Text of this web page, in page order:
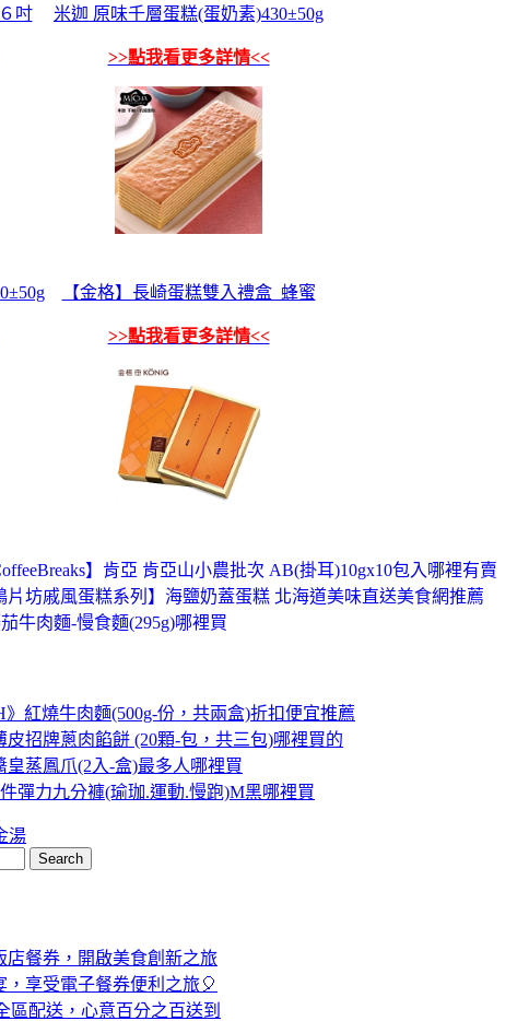
吋 米迦 原味千層蛋糕(蛋奶素)430±50g
>>點我看更多詳情<<
【金格】長崎蛋糕雙入禮盒_蜂蜜
>>點我看更多詳情<<
】肯亞 肯亞山小農批次 AB(掛耳)10gx10包入哪裡有賣
坊戚風蛋糕系列】海鹽奶蓋蛋糕 北海道美味直送美食網推薦
牛肉麵-慢食麵(295g)哪裡買
紅燒牛肉麵(500g-份，共兩盒)折扣便宜推薦
招牌蔥肉餡餅 (20顆-包，共三包)哪裡買的
蒸鳳爪(2入-盒)最多人哪裡買
彈力九分褲(瑜珈.運動.慢跑)M黑哪裡買
湯
店餐券，開啟美食創新之旅
，享受電子餐券便利之旅🎈
區配送，心意百分之百送到